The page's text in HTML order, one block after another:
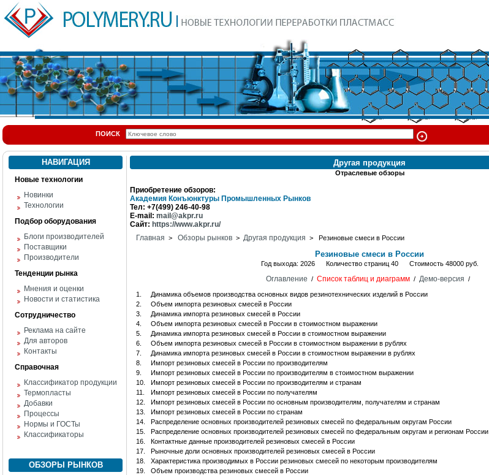
ПОИСК
НАВИГАЦИЯ
Новые технологии
Новинки
Технологии
Подбор оборудования
Блоги производителей
Поставщики
Производители
Тенденции рынка
Мнения и оценки
Новости и статистика
Сотрудничество
Реклама на сайте
Для авторов
Контакты
Справочная
Классификатор продукции
Термопласты
Добавки
Процессы
Нормы и ГОСТы
Классификаторы
ОБЗОРЫ РЫНКОВ
Другая продукция
Отраслевые обзоры
Приобретение обзоров:
Академия Конъюнктуры Промышленных Рынков
Тел: +7(499) 246-40-98
E-mail: mail@akpr.ru
Сайт: https://www.akpr.ru/
Главная > Обзоры рынков > Другая продукция > Резиновые смеси в России
Резиновые смеси в России
Год выхода: 2026 Количество страниц 40 Стоимость 48000 руб.
Оглавление / Список таблиц и диаграмм/ Демо-версия /
1.
Динамика объемов производства основных видов резинотехнических изделий в России
2.
Объем импорта резиновых смесей в России
3.
Динамика импорта резиновых смесей в России
4.
Объем импорта резиновых смесей в России в стоимостном выражении
5.
Динамика импорта резиновых смесей в России в стоимостном выражении
6.
Объем импорта резиновых смесей в России в стоимостном выражении в рублях
7.
Динамика импорта резиновых смесей в России в стоимостном выражении в рублях
8.
Импорт резиновых смесей в России по производителям
9.
Импорт резиновых смесей в России по производителям в стоимостном выражении
10.
Импорт резиновых смесей в России по производителям и странам
11.
Импорт резиновых смесей в России по получателям
12.
Импорт резиновых смесей в России по основным производителям, получателям и странам
13.
Импорт резиновых смесей в России по странам
14.
Распределение основных производителей резиновых смесей по федеральным округам России
15.
Распределение основных производителей резиновых смесей по федеральным округам и регионам России
16.
Контактные данные производителей резиновых смесей в России
17.
Рыночные доли основных производителей резиновых смесей в России
18.
Характеристика производимых в России резиновых смесей по некоторым производителям
19.
Объем производства резиновых смесей в России